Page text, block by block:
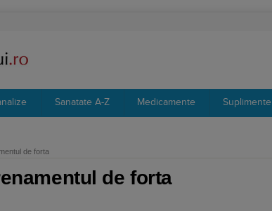
Sanatate A-Z Medicamente Suplimente
de forta
de forta